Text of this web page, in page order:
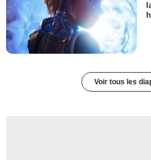
Voir tous les